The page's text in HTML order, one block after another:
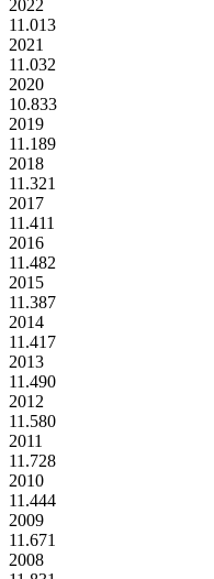
2022
11.013
2021
11.032
2020
10.833
2019
11.189
2018
11.321
2017
11.411
2016
11.482
2015
11.387
2014
11.417
2013
11.490
2012
11.580
2011
11.728
2010
11.444
2009
11.671
2008